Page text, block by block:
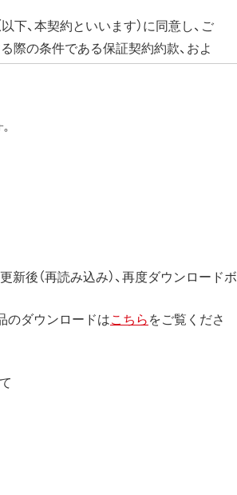
下、本契約といいます）に同意し、ご
際の条件である保証契約約款、およ
合にかぎり、ダウンロードソフト
ェア・ドライバなど）を含み以下、本
エンジニアリング、その他の修正を
されます。
後（再読み込み）、再度ダウンロードボ
のダウンロードはこちらをご覧くださ